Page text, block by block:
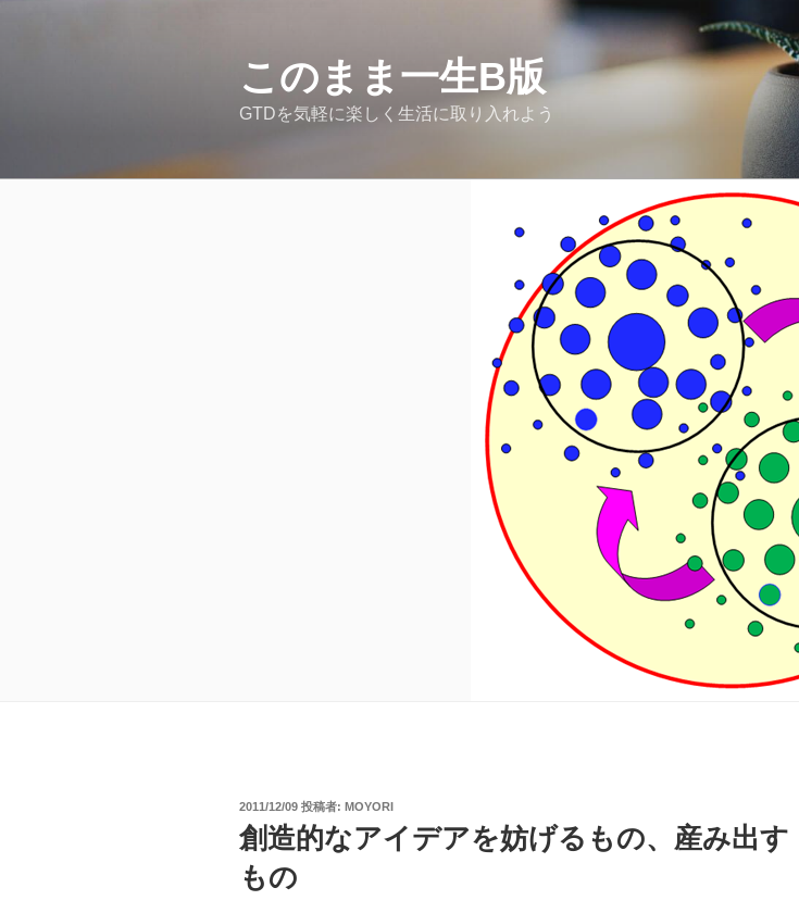
このまま一生Β版
GTDを気軽に楽しく生活に取り入れよう
投
稿
日:
2011/12/09 投稿者: MOYORI
創造的なアイデアを妨げるもの、産み出す
もの